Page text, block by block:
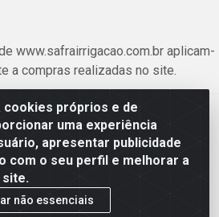
próprios e de
uma experiência
apresentar publicidade
com o seu perfil e melhorar a
site.
não essenciais
www.safrairrigacao.com.br aplicam-
a compras realizadas no site.
LTDA - Avenida Castelo Branco, 5330 -
Goiânia/GO - CEP 74.433-205 - CNPJ
0001-00